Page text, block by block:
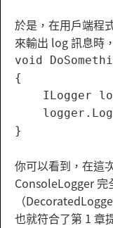
於是，在用戶端程
來輸出 log 訊息時
void
{
ILogger
你可以看到，在這
ConsoleLogger 完
（
也就符合了第 1 章